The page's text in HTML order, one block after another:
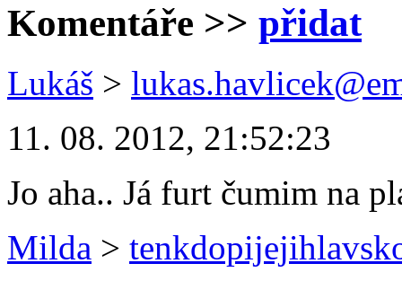
Komentáře >> přidat
Lukáš >
11. 08. 2012, 21:52:23
Jo aha.. Já furt čumim na
Milda >